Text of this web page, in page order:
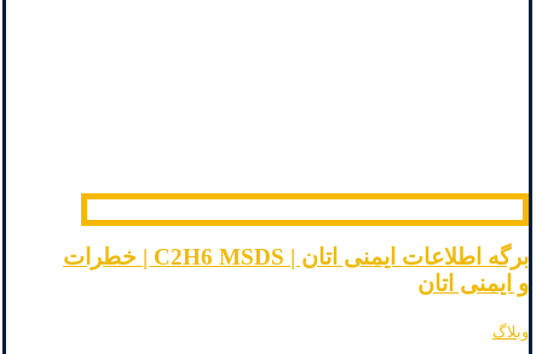
برگه اطلاعات ایمنی اتان | C2H6 MSDS | خطرات
و ایمنی اتان
وبلاگ